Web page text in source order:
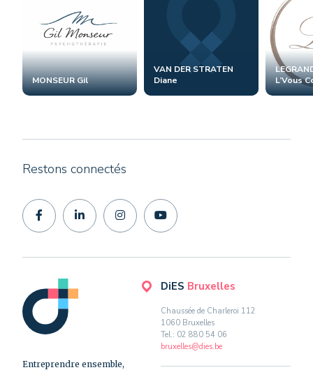
MONSEUR Gil
VAN DER STRATEN
Diane
L’Vous
Entreprendre ensemble,
DiES Bruxelles
Chaussée de Charleroi 112
1060 Bruxelles
Tel.: 02 880 54 06
bruxelles@dies.be
Restons connectés